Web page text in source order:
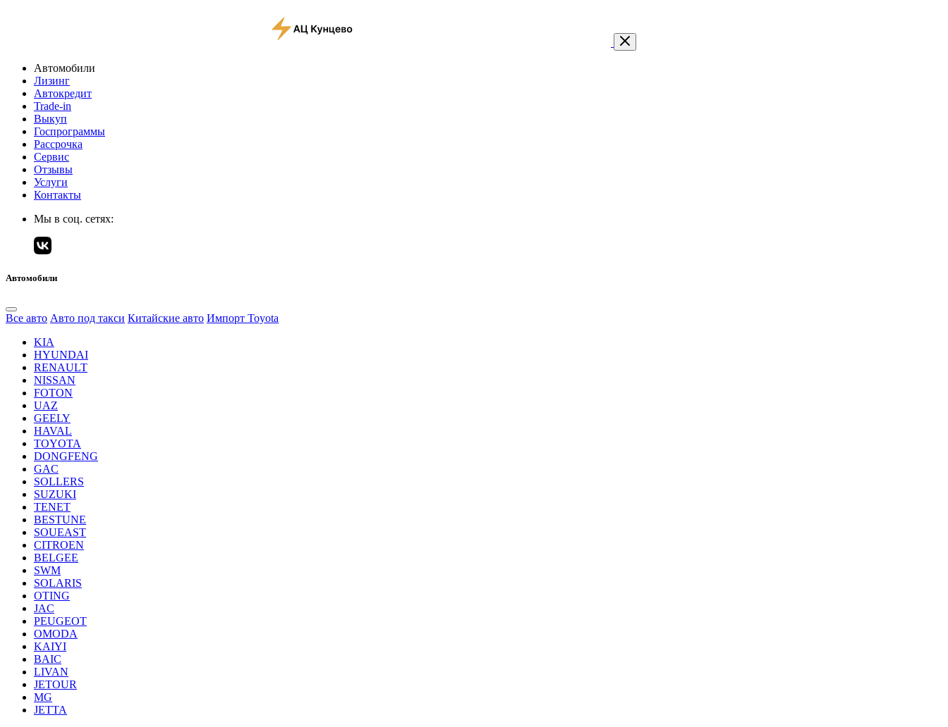
Автомобили
Лизинг
Автокредит
Trade-in
Выкуп
Госпрограммы
Рассрочка
Сервис
Отзывы
Услуги
Контакты
Мы в соц. сетях:
Автомобили
Все авто Авто под такси Китайские авто Импорт Toyota
KIA
HYUNDAI
RENAULT
NISSAN
FOTON
UAZ
GEELY
HAVAL
TOYOTA
DONGFENG
GAC
SOLLERS
SUZUKI
TENET
BESTUNE
SOUEAST
CITROEN
BELGEE
SWM
SOLARIS
OTING
JAC
PEUGEOT
OMODA
KAIYI
BAIC
LIVAN
JETOUR
MG
JETTA